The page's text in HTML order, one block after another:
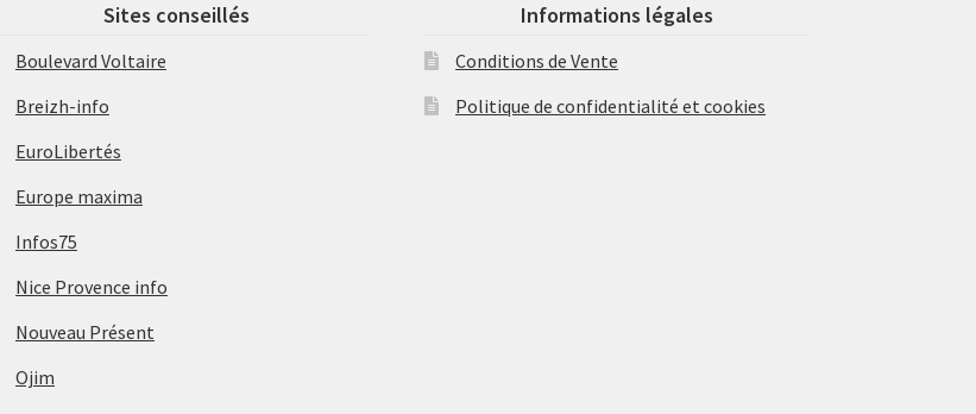
Sites conseillés
Boulevard Voltaire
Breizh-info
EuroLibertés
Europe maxima
Infos75
Nice Provence info
Nouveau Présent
Ojim
Informations légales
Conditions de Vente
Politique de confidentialité et cookies